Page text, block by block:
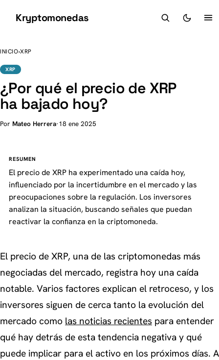
Kryptomonedas
INICIO›XRP
XRP
¿Por qué el precio de XRP
ha bajado hoy?
Por Mateo Herrera·18 ene 2025
RESUMEN
El precio de XRP ha experimentado una caída hoy,
influenciado por la incertidumbre en el mercado y las
preocupaciones sobre la regulación. Los inversores
analizan la situación, buscando señales que puedan
reactivar la confianza en la criptomoneda.
El precio de XRP, una de las criptomonedas más
negociadas del mercado, registra hoy una caída
notable. Varios factores explican el retroceso, y los
inversores siguen de cerca tanto la evolución del
mercado como las noticias recientes para entender
qué hay detrás de esta tendencia negativa y qué
puede implicar para el activo en los próximos días. A